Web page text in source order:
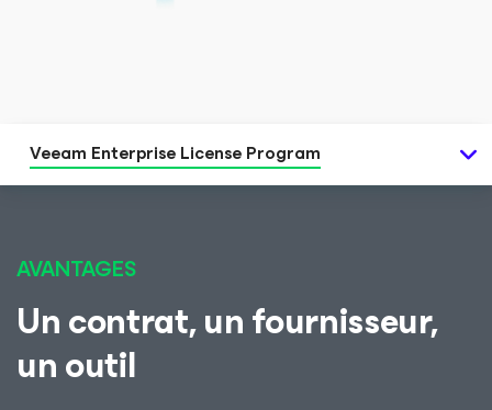
Veeam Enterprise License Program
AVANTAGES
Un contrat, un fournisseur,
un outil